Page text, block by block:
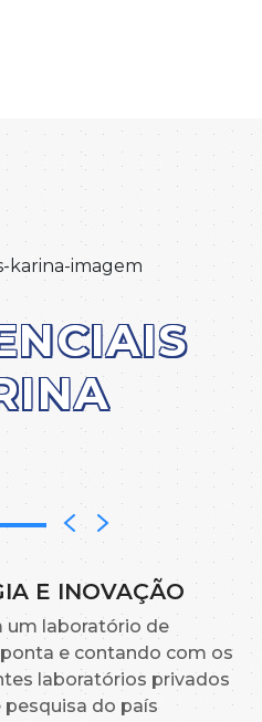
E INOVAÇÃO
um laboratório de
e contando com os
laboratórios privados
do país